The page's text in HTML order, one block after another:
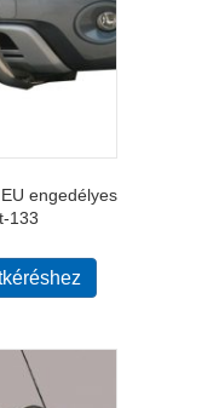
engedélyes
133